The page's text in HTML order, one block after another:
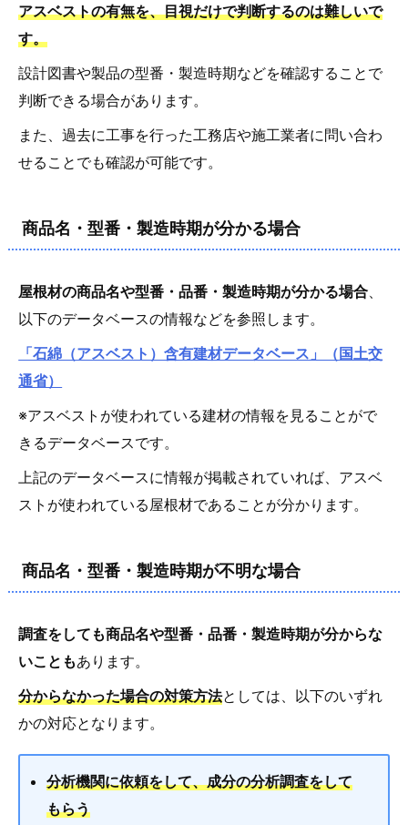
アスベストの有無を、目視だけで判断するのは難しいで
す。
設計図書や製品の型番・製造時期などを確認することで
判断できる場合があります。
また、過去に工事を行った工務店や施工業者に問い合わ
せることでも確認が可能です。
商品名・型番・製造時期が分かる場合
屋根材の商品名や型番・品番・製造時期が分かる場合
以下のデータベースの情報などを参照します。
「石綿（アスベスト）含有建材データベース」（国土交
通省）
※アスベストが使われている建材の情報を見ることがで
きるデータベースです。
上記のデータベースに情報が掲載されていれば、アスベ
ストが使われている屋根材であることが分かります。
商品名・型番・製造時期が不明な場合
調査をしても商品名や型番・品番・製造時期が分からな
いこともあります。
分からなかった場合の対策方法としては、以下のいずれ
かの対応となります。
分析機関に依頼をして、成分の分析調査をして
もらう